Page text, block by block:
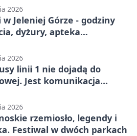
2026
Jeleniej Górze - godziny
dyżury, apteka
2026
linii 1 nie dojadą do
Jest komunikacja
2026
rzemiosło, legendy i
Festiwal w dwóch parkach